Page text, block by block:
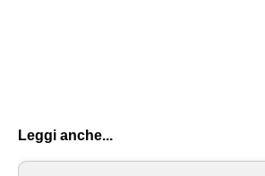
Leggi anche...